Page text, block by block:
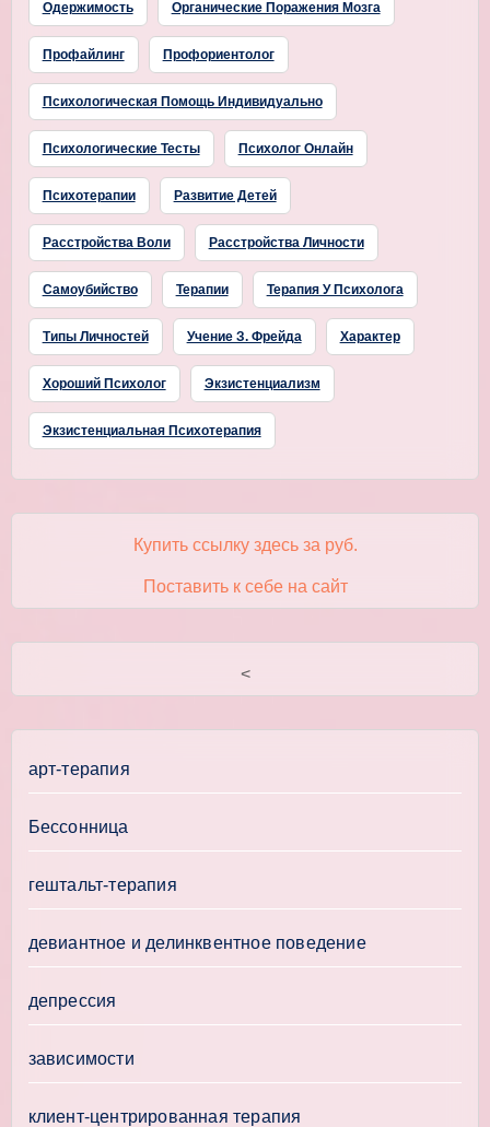
Одержимость Органические Поражения Мозга
Профайлинг Профориентолог
Психологическая Помощь Индивидуально
Психологические Тесты Психолог Онлайн
Психотерапии Развитие Детей
Расстройства Воли Расстройства Личности
Самоубийство Терапии Терапия У Психолога
Типы Личностей Учение З. Фрейда Характер
Хороший Психолог Экзистенциализм
Экзистенциальная Психотерапия
Купить ссылку здесь за руб.
Поставить к себе на сайт
<
арт-терапия
Бессонница
гештальт-терапия
девиантное и делинквентное поведение
депрессия
зависимости
клиент-центрированная терапия